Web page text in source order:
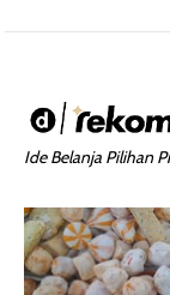
Ide Belanja Pilihan